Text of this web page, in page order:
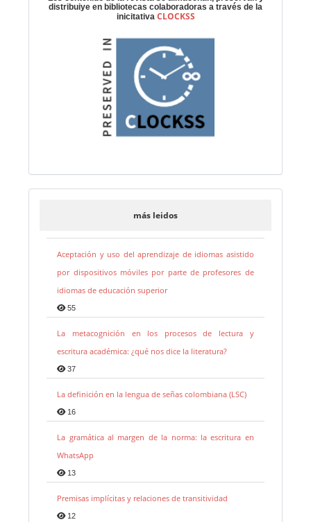
distribuiye en bibliotecas colaboradoras a través de la
inicitativa CLOCKSS
más leidos
Aceptación y uso del aprendizaje de idiomas asistido
por dispositivos móviles por parte de profesores de
idiomas de educación superior
55
La metacognición en los procesos de lectura y
escritura académica: ¿qué nos dice la literatura?
37
La definición en la lengua de señas colombiana (LSC)
16
La gramática al margen de la norma: la escritura en
WhatsApp
13
Premisas implícitas y relaciones de transitividad
12